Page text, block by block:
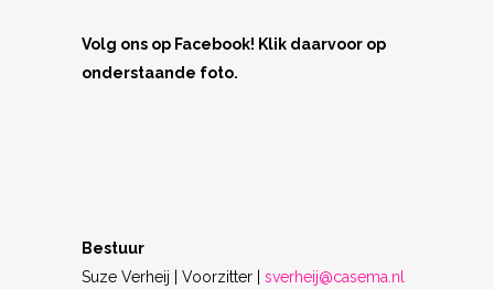
Volg ons op Facebook! Klik daarvoor op
onderstaande foto.
Bestuur
Suze Verheij | Voorzitter | sverheij@casema.nl